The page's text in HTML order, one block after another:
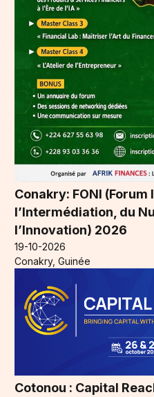
Conakry: FONI
l’Intermédiation, du
l’Innovation) 2026
19-10-2026
Conakry, Guinée
Cotonou : Capital